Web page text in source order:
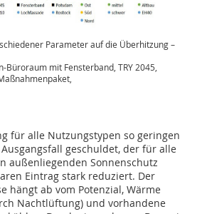
Parameter auf die Überhitzung –
Büroraum mit Fensterband, TRY 2045,
für alle Nutzungstypen so geringen
geschuldet, der für alle
außenliegenden Sonnenschutz
Eintrag stark reduziert. Der
hängt ab vom Potenzial, Wärme
Nachtlüftung) und vorhandene